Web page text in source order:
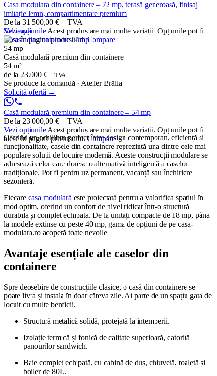
Casa modulara din containere – 72 mp, terasă generoasă, finisaj
imitație lemn, compartimentare premium
De la 31.500,00 € + TVA
Vezi opțiunile Acest produs are mai multe variații. Opțiunile pot fi
alese în pagina produsului.Compare
Salvează
54 mp
Casă modulară premium din containere
54 m²
de la 23.000 € + TVA
Se produce la comandă · Atelier Brăila
Solicită ofertă →
Casă modulară premium din containere – 54 mp
De la 23.000,00 € + TVA
Vezi opțiunile Acest produs are mai multe variații. Opțiunile pot fi
alese în pagina produsului.Compare
Oferind un echilibru perfect între design contemporan, eficiență și
funcționalitate, casele din containere reprezintă una dintre cele mai
populare soluții de locuire modernă. Aceste construcții modulare se
adresează celor care doresc o alternativă inteligentă a caselor
tradiționale. Pot fi pentru uz permanent, vacanță sau închiriere
sezonieră.
Fiecare casa modulară este proiectată pentru a valorifica spațiul în
mod optim, oferind un confort de nivel ridicat într-o structură
durabilă și complet echipată. De la unități compacte de 18 mp, până
la modele extinse cu peste 40 mp, gama de opțiuni de pe casa-
modulara.ro acoperă toate nevoile.
Avantaje esențiale ale caselor din
containere
Spre deosebire de construcțiile clasice, o casă din containere se
poate livra și instala în doar câteva zile. Ai parte de un spațiu gata de
locuit cu multe benficii.
Structură metalică solidă, protejată la intemperii.
Izolație termică și fonică de calitate superioară, datorită
panourilor sandwich.
Baie complet echipată, cu cabină de duș, chiuvetă, toaletă și
boiler de 80L.